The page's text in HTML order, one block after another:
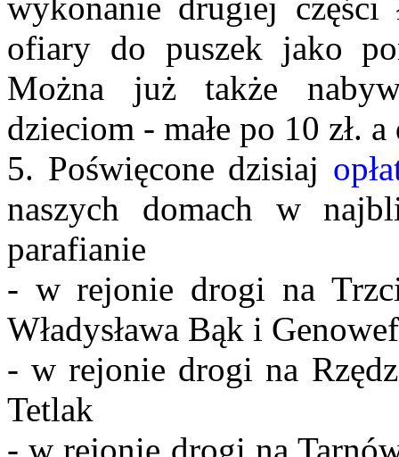
wykonanie drugiej części
ofiary do puszek jako
Można już także
dzieciom - małe po 10 zł. a
5. Poświęcone dzisiaj
naszych domach w
parafianie
- w rejonie drogi na
Władysława Bąk i
- w rejonie drogi na
Tetlak